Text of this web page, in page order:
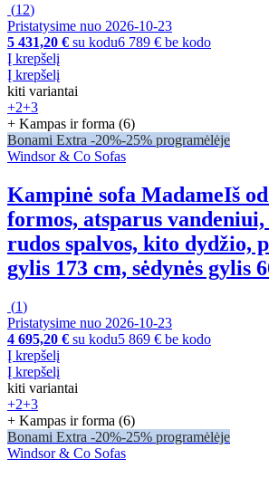
(12)
Pristatysime nuo 2026‑10‑23
5 431,20 € su kodu6 789 € be kodo
Į krepšelį
Į krepšelį
kiti variantai
+2+3
+ Kampas ir forma (6)
Bonami Extra -20%-25% programėlėje
Windsor & Co Sofas
Kampinė sofa MadameIš
formos, atsparus
rudos spalvos, kito dydžio,
gylis 173 cm, sėdynės gylis
(1)
Pristatysime nuo 2026‑10‑23
4 695,20 € su kodu5 869 € be kodo
Į krepšelį
Į krepšelį
kiti variantai
+2+3
+ Kampas ir forma (6)
Bonami Extra -20%-25% programėlėje
Windsor & Co Sofas